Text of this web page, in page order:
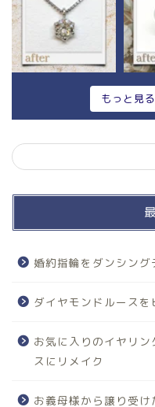
もっと見る
婚約指輪をダンシン
ダイヤモンドルース
お気に入りのイヤリ
スにリメイク
お義母様から譲り受け